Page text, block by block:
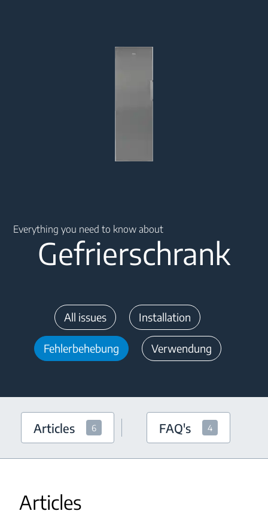
Everything you need to know about
Gefrierschrank
All issues Installation
Fehlerbehebung Verwendung
Articles 6 FAQ's 4
Articles